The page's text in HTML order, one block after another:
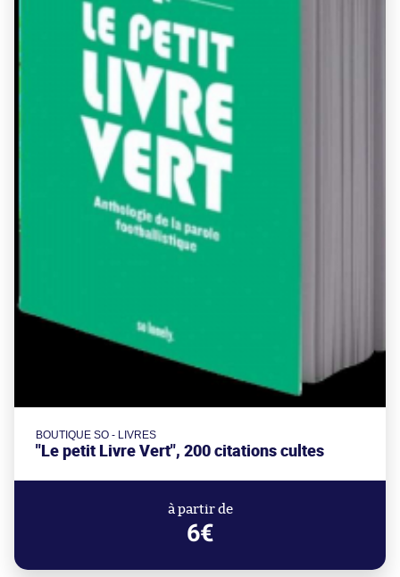
BOUTIQUE SO - LIVRES
"Le petit Livre Vert", 200 citations cultes
à partir de
6€